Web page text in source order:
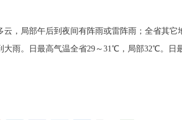
，局部午后到夜间有阵雨或雷阵雨；全省其它
大雨。日最高气温全省29～31℃，局部32℃。日